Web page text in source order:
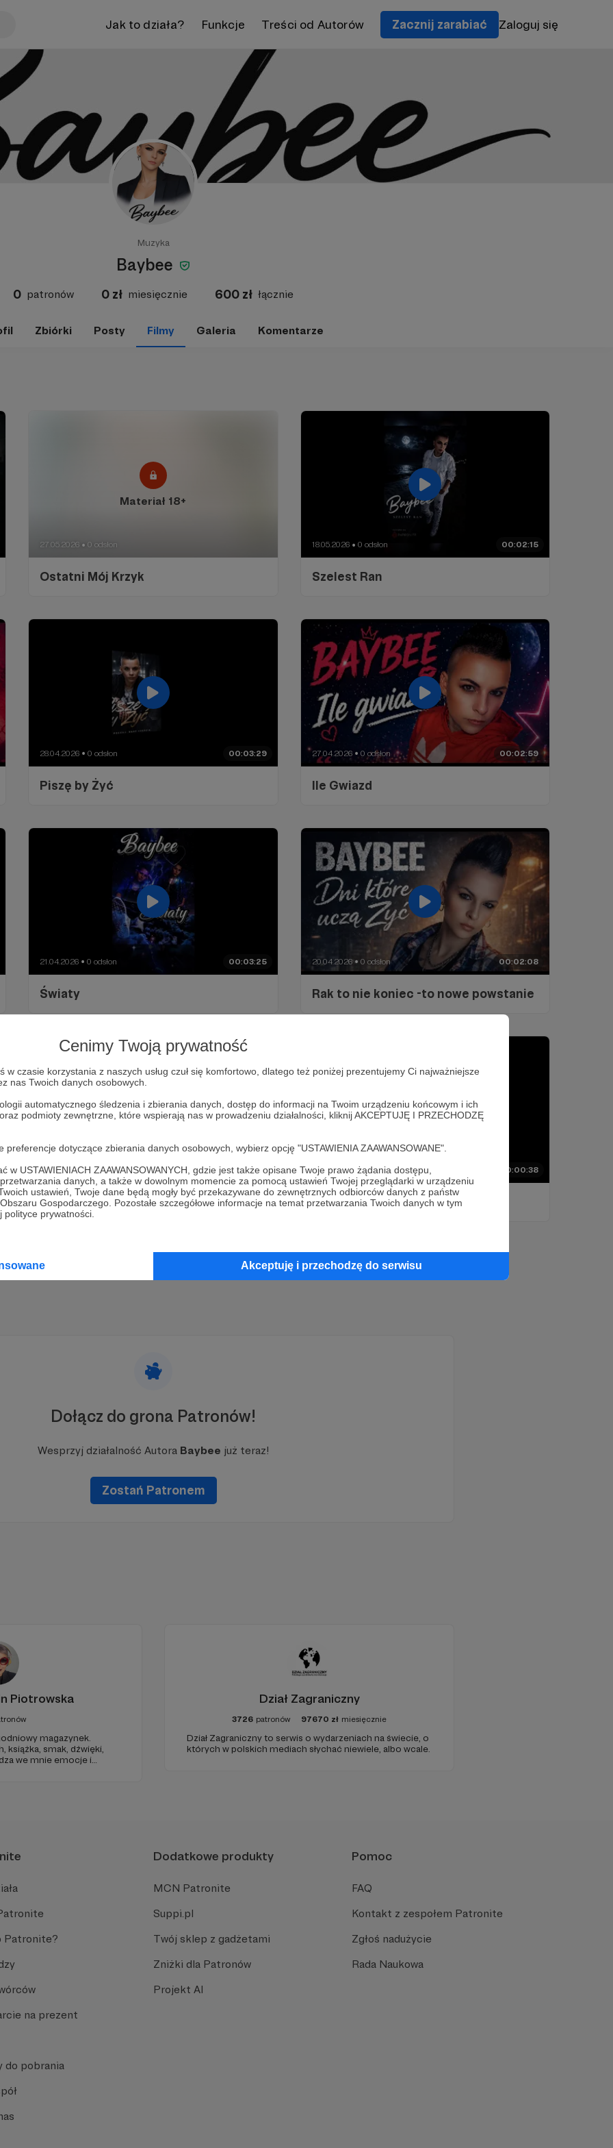
Cenimy Twoją prywatność
w czasie korzystania z naszych usług czuł się komfortowo, dlatego też poniżej prezentujemy Ci najważniejsze
nas Twoich danych osobowych.
automatycznego śledzenia i zbierania danych, dostęp do informacji na Twoim urządzeniu końcowym i ich
podmioty zewnętrzne, które wspierają nas w prowadzeniu działalności, kliknij AKCEPTUJĘ I PRZECHODZĘ
dotyczące zbierania danych osobowych, wybierz opcję "USTAWIENIA ZAAWANSOWANE".
w USTAWIENIACH ZAAWANSOWANYCH, gdzie jest także opisane Twoje prawo żądania dostępu,
danych, a także w dowolnym momencie za pomocą ustawień Twojej przeglądarki w urządzeniu
ustawień, Twoje dane będą mogły być przekazywane do zewnętrznych odbiorców danych z państw
Gospodarczego. Pozostałe szczegółowe informacje na temat przetwarzania Twoich danych w tym
prywatności.
Akceptuję i przechodzę do serwisu
Jak to działa? Funkcje Treści od Autorów Zacznij zarabiać Zaloguj się
Muzyka
Baybee
0 patronów 0 zł miesięcznie 600 zł łącznie
Zbiórki Posty Filmy Galeria Komentarze
Materiał 18+
27.05.2026 ● 0 odsłon
Ostatni Mój Krzyk
00:02:15
18.05.2026 ● 0 odsłon
Szelest Ran
00:03:29
28.04.2026 ● 0 odsłon
Piszę by Żyć
00:02:59
27.04.2026 ● 0 odsłon
Ile Gwiazd
00:03:25
21.04.2026 ● 0 odsłon
Światy
00:02:08
20.04.2026 ● 0 odsłon
Rak to nie koniec -to nowe powstanie
00:00:51
14.04.2026 ● 0 odsłon
Muzyka to lek na Chorobę
00:00:38
13.04.2026 ● 0 odsłon
Jeszcze tu Jestem
Dołącz do grona Patronów!
Wesprzyj działalność Autora Baybee już teraz!
Zostań Patronem
Piotrowska
magazynek.
książka, smak, dźwięki,
we mnie emocje i
Dział Zagraniczny
3726 patronów 97670 zł miesięcznie
Dział Zagraniczny to serwis o wydarzeniach na świecie, o
których w polskich mediach słychać niewiele, albo wcale.
Patronite?
na prezent
do pobrania
Dodatkowe produkty
MCN Patronite
Suppi.pl
Twój sklep z gadżetami
Zniżki dla Patronów
Projekt AI
Pomoc
FAQ
Kontakt z zespołem Patronite
Zgłoś nadużycie
Rada Naukowa